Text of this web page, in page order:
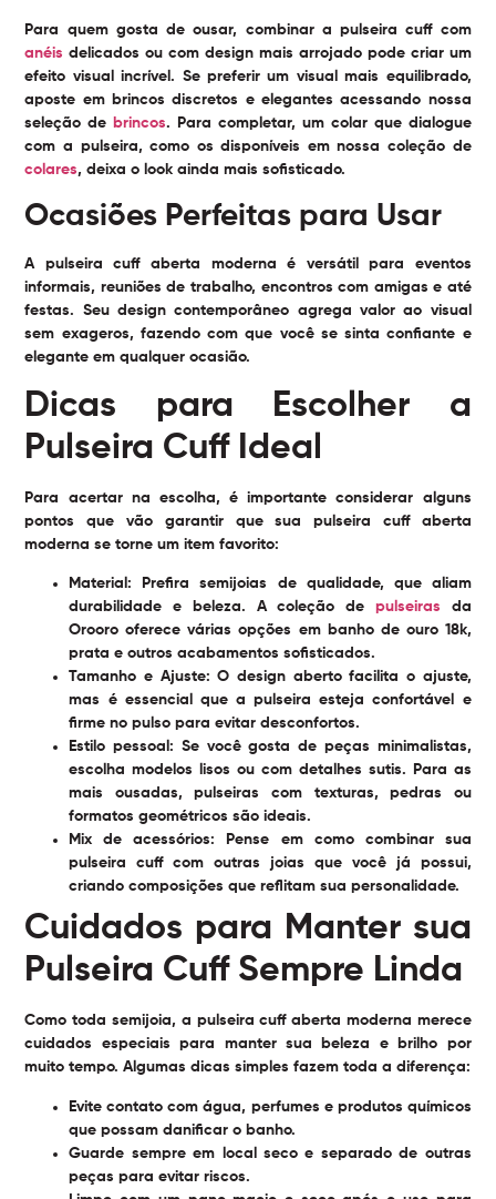
Para quem gosta de ousar, combinar a pulseira cuff com
anéis delicados ou com design mais arrojado pode criar um
efeito visual incrível. Se preferir um visual mais equilibrado,
aposte em brincos discretos e elegantes acessando nossa
seleção de brincos. Para completar, um colar que dialogue
com a pulseira, como os disponíveis em nossa coleção de
colares, deixa o look ainda mais sofisticado.
Ocasiões Perfeitas para Usar
A pulseira cuff aberta moderna é versátil para eventos
informais, reuniões de trabalho, encontros com amigas e até
festas. Seu design contemporâneo agrega valor ao visual
sem exageros, fazendo com que você se sinta confiante e
elegante em qualquer ocasião.
Dicas para Escolher a
Pulseira Cuff Ideal
Para acertar na escolha, é importante considerar alguns
pontos que vão garantir que sua pulseira cuff aberta
moderna se torne um item favorito:
Material: Prefira semijoias de qualidade, que aliam
durabilidade e beleza. A coleção de pulseiras da
Orooro oferece várias opções em banho de ouro 18k,
prata e outros acabamentos sofisticados.
Tamanho e Ajuste: O design aberto facilita o ajuste,
mas é essencial que a pulseira esteja confortável e
firme no pulso para evitar desconfortos.
Estilo pessoal: Se você gosta de peças minimalistas,
escolha modelos lisos ou com detalhes sutis. Para as
mais ousadas, pulseiras com texturas, pedras ou
formatos geométricos são ideais.
Mix de acessórios:
Pense em como combinar sua
pulseira cuff com outras joias que você já possui,
criando composições que reflitam sua personalidade.
Cuidados para Manter sua
Pulseira Cuff Sempre Linda
Como toda semijoia, a pulseira cuff aberta moderna merece
cuidados especiais para manter sua beleza e brilho por
muito tempo. Algumas dicas simples fazem toda a diferença:
Evite contato com água, perfumes e produtos químicos
que possam danificar o banho.
Guarde sempre em local seco e separado de outras
peças para evitar riscos.